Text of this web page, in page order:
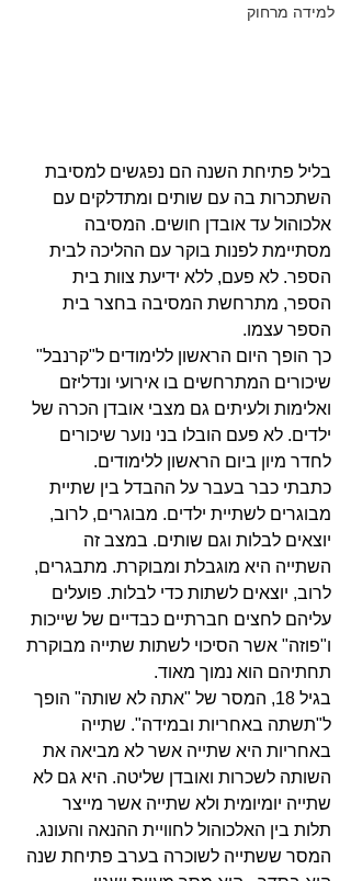
למידה מרחוק
בליל פתיחת השנה הם נפגשים למסיבת
השתכרות בה עם שותים ומתדלקים עם
אלכוהול עד אובדן חושים. המסיבה
מסתיימת לפנות בוקר עם ההליכה לבית
הספר. לא פעם, ללא ידיעת צוות בית
הספר, מתרחשת המסיבה בחצר בית
הספר עצמו.
כך הופך היום הראשון ללימודים ל"קרנבל"
שיכורים המתרחשים בו אירועי ונדליזם
ואלימות ולעיתים גם מצבי אובדן הכרה של
ילדים. לא פעם הובלו בני נוער שיכורים
לחדר מיון ביום הראשון ללימודים.
כתבתי כבר בעבר על ההבדל בין שתיית
מבוגרים לשתיית ילדים. מבוגרים, לרוב,
יוצאים לבלות וגם שותים. במצב זה
השתייה היא מוגבלת ומבוקרת. מתבגרים,
לרוב, יוצאים לשתות כדי לבלות. פועלים
עליהם לחצים חברתיים כבדיים של שייכות
ו"פוזה" אשר הסיכוי לשתות שתייה מבוקרת
תחתיהם הוא נמוך מאוד.
בגיל 18, המסר של "אתה לא שותה" הופך
ל"תשתה באחריות ובמידה". שתייה
באחריות היא שתייה אשר לא מביאה את
השותה לשכרות ואובדן שליטה. היא גם לא
שתייה יומיומית ולא שתייה אשר מייצר
תלות בין האלכוהול לחוויית ההנאה והעונג.
המסר ששתייה לשוכרה בערב פתיחת שנה